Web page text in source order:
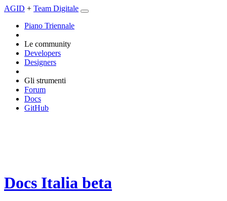
AGID + Team Digitale
Piano Triennale
Le community
Developers
Designers
Gli strumenti
Forum
Docs
GitHub
Docs Italia beta